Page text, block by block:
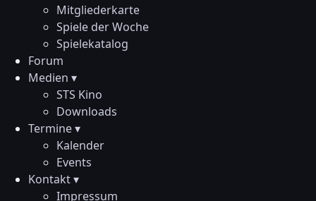
Mitgliederkarte
Spiele der Woche
Spielekatalog
Forum
Medien ▾
STS Kino
Downloads
Termine ▾
Kalender
Events
Kontakt ▾
Impressum